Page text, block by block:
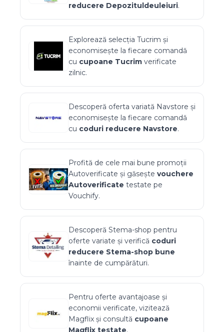
reducere Depozituldeuleiuri.
Explorează selecția Tucrim și
economisește la fiecare comandă
cu cupoane Tucrim verificate
zilnic.
Descoperă oferta variată Navstore și
economisește la fiecare comandă
cu coduri reducere Navstore.
Profită de cele mai bune promoții
Autoverificate și găsește vouchere
Autoverificate testate pe
Vouchify.
Descoperă Stema-shop pentru
oferte variate și verifică coduri
reducere Stema-shop bune
înainte de cumpărături.
Pentru oferte avantajoase și
economii verificate, vizitează
Magflix și consultă cupoane
Magflix testate.